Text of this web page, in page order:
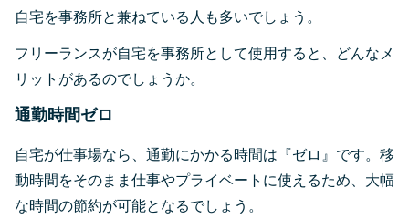
自宅を事務所と兼ねている人も多いでしょう。
フリーランスが自宅を事務所として使用すると、どんなメ
リットがあるのでしょうか。
通勤時間ゼロ
自宅が仕事場なら、通勤にかかる時間は『ゼロ』です。移
動時間をそのまま仕事やプライベートに使えるため、大幅
な時間の節約が可能となるでしょう。